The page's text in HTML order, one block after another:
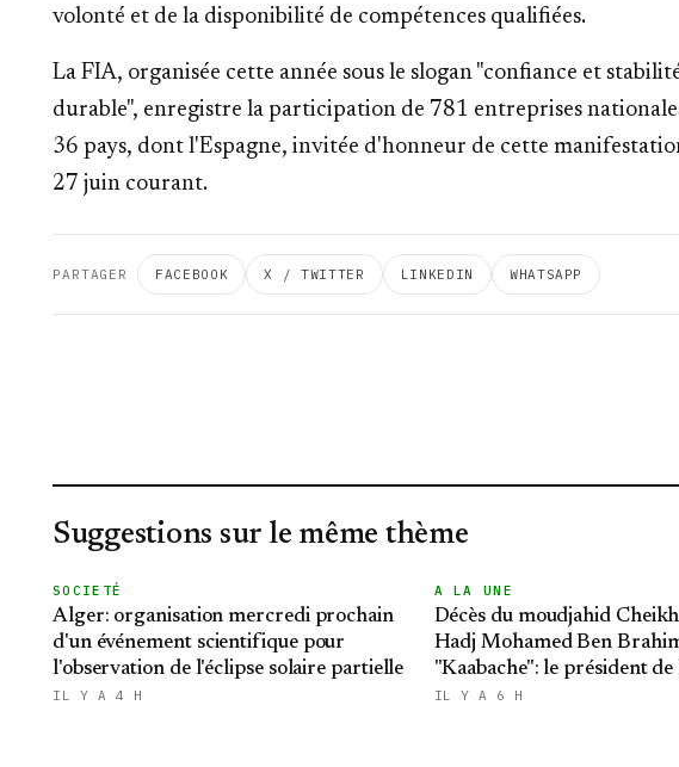
volonté et de la disponibilité de compétences qualifiées.
La FIA, organisée cette année sous le slogan "confiance et
durable", enregistre la participation de 781 entreprises
36 pays, dont l'Espagne, invitée d'honneur de cette
27 juin courant.
PARTAGER FACEBOOK X / TWITTER LINKEDIN WHATSAPP
Suggestions sur le même thème
SOCIETÉ
Alger: organisation mercredi prochain
d'un événement scientifique pour
l'observation de l'éclipse solaire partielle
IL Y A 4 H
A LA UNE
Décès du moudjahid
Hadj Mohamed Ben
"Kaabache": le président de
République présente ses
IL Y A 6 H